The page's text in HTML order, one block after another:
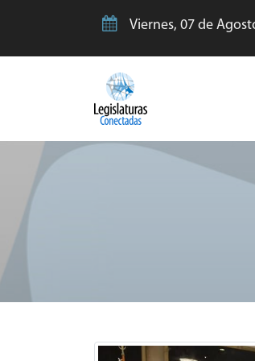
Viernes, 07 de